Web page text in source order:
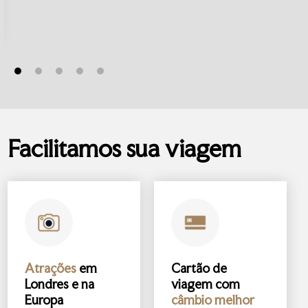
Facilitamos sua viagem
Atrações em
Londres e na
Europa
Cartão de
viagem com
câmbio melhor